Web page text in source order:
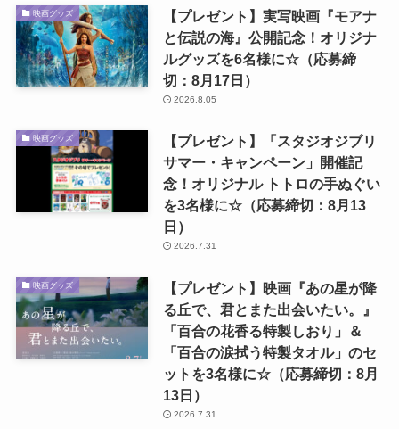
映画グッズ
【プレゼント】実写映画『モアナ
と伝説の海』公開記念！オリジナ
ルグッズを6名様に☆（応募締
切：8月17日）
2026.8.05
映画グッズ
【プレゼント】「スタジオジブリ
サマー・キャンペーン」開催記
念！オリジナル トトロの手ぬぐい
を3名様に☆（応募締切：8月13
日）
2026.7.31
映画グッズ
【プレゼント】映画『あの星が降
る丘で、君とまた出会いたい。』
「百合の花香る特製しおり」＆
「百合の涙拭う特製タオル」のセ
ットを3名様に☆（応募締切：8月
13日）
2026.7.31